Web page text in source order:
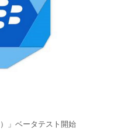
」ベータテスト開始